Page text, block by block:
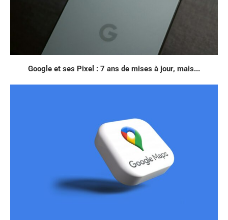
Google et ses Pixel : 7 ans de mises à jour, mais...